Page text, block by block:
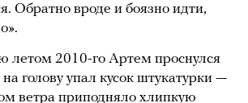
Обратно вроде и боязно идти,
2010-го Артем проснулся
на голову упал кусок штукатурки —
ветра приподняло хлипкую